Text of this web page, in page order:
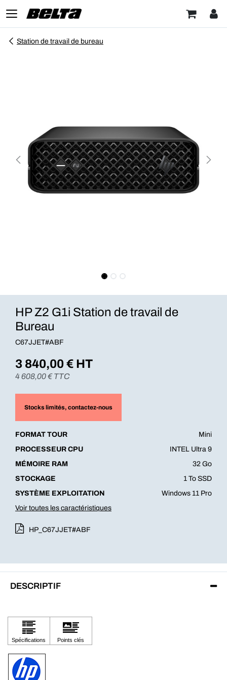
Station de travail de bureau
HP Z2 G1i Station de travail de
Bureau
C67JJET#ABF
3 840,00€ HT
4 608,00€ TTC
Stocks limités, contactez-nous
FORMAT TOUR
Mini
PROCESSEUR CPU
INTEL Ultra 9
MÉMOIRE RAM
32 Go
STOCKAGE
1 To SSD
SYSTÈME EXPLOITATION
Windows 11 Pro
Voir toutes les caractéristiques
HP_C67JJET#ABF
DESCRIPTIF